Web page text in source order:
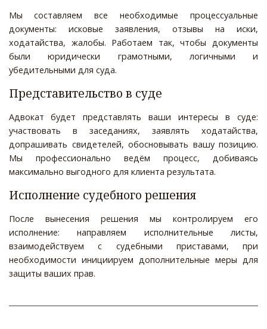
Мы составляем все необходимые процессуальные
документы: исковые заявления, отзывы на иски,
ходатайства, жалобы. Работаем так, чтобы документы
были юридически грамотными, логичными и
убедительными для суда.
Представительство в суде
Адвокат будет представлять ваши интересы в суде:
участвовать в заседаниях, заявлять ходатайства,
допрашивать свидетелей, обосновывать вашу позицию.
Мы профессионально ведём процесс, добиваясь
максимально выгодного для клиента результата.
Исполнение судебного решения
После вынесения решения мы контролируем его
исполнение: направляем исполнительные листы,
взаимодействуем с судебными приставами, при
необходимости инициируем дополнительные меры для
защиты ваших прав.